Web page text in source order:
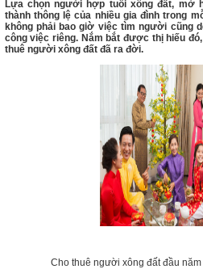
Lựa chọn người hợp tuổi xông đất, mở
thành thông lệ của nhiều gia đình trong
không phải bao giờ việc tìm người cũng
công việc riêng. Nắm bắt được thị hiếu
thuê người xông đất đã ra đời.
Cho thuê người xông đất đầu